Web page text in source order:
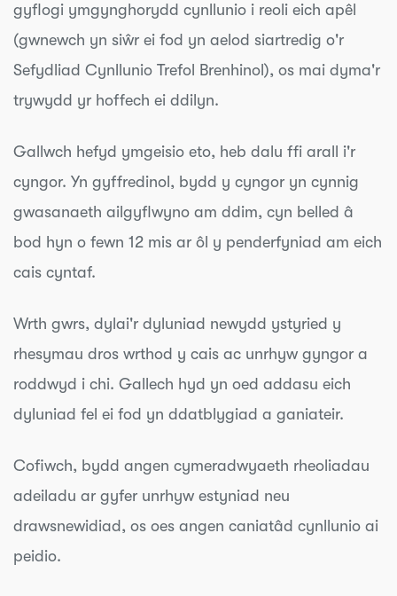
gyflogi ymgynghorydd cynllunio i reoli eich apêl
(gwnewch yn siŵr ei fod yn aelod siartredig o'r
Sefydliad Cynllunio Trefol Brenhinol), os mai dyma'r
trywydd yr hoffech ei ddilyn.
Gallwch hefyd ymgeisio eto, heb dalu ffi arall i'r
cyngor. Yn gyffredinol, bydd y cyngor yn cynnig
gwasanaeth ailgyflwyno am ddim, cyn belled â
bod hyn o fewn 12 mis ar ôl y penderfyniad am eich
cais cyntaf.
Wrth gwrs, dylai'r dyluniad newydd ystyried y
rhesymau dros wrthod y cais ac unrhyw gyngor a
roddwyd i chi. Gallech hyd yn oed addasu eich
dyluniad fel ei fod yn ddatblygiad a ganiateir.
Cofiwch, bydd angen cymeradwyaeth rheoliadau
adeiladu ar gyfer unrhyw estyniad neu
drawsnewidiad, os oes angen caniatâd cynllunio ai
peidio.